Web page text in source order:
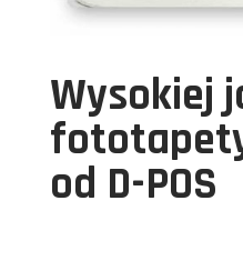
Wysokiej
od D-POS